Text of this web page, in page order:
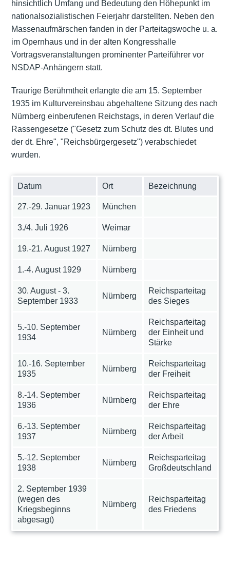
hinsichtlich Umfang und Bedeutung den Höhepunkt im
nationalsozialistischen Feierjahr darstellten. Neben den
Massenaufmärschen fanden in der Parteitagswoche u. a.
im Opernhaus und in der alten Kongresshalle
Vortragsveranstaltungen prominenter Parteiführer vor
NSDAP-Anhängern statt.
Traurige Berühmtheit erlangte die am 15. September
1935 im Kulturvereinsbau abgehaltene Sitzung des nach
Nürnberg einberufenen Reichstags, in deren Verlauf die
Rassengesetze ("Gesetz zum Schutz des dt. Blutes und
der dt. Ehre", "Reichsbürgergesetz") verabschiedet
wurden.
Datum Ort Bezeichnung
27.-29. Januar 1923 München
3./4. Juli 1926 Weimar
19.-21. August 1927 Nürnberg
1.-4. August 1929 Nürnberg
30. August - 3.
September 1933
Nürnberg
Reichsparteitag
des Sieges
5.-10. September
1934
Nürnberg
Reichsparteitag
der Einheit und
Stärke
10.-16. September
1935
Nürnberg
Reichsparteitag
der Freiheit
8.-14. September
1936
Nürnberg
Reichsparteitag
der Ehre
6.-13. September
1937
Nürnberg
Reichsparteitag
der Arbeit
5.-12. September
1938
Nürnberg
Reichsparteitag
Großdeutschland
2. September 1939
(wegen des
Kriegsbeginns
abgesagt)
Nürnberg
Reichsparteitag
des Friedens